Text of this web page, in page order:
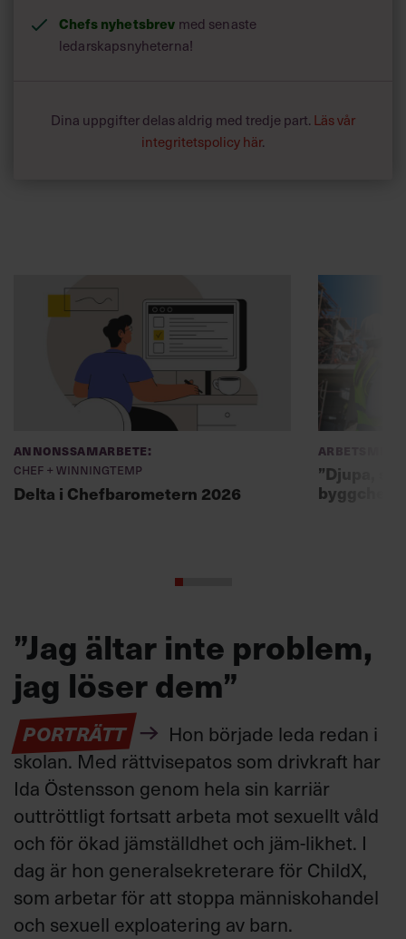
Chefs nyhetsbrev med senaste
ledarskapsnyheterna!
Dina uppgifter delas aldrig med tredje part. Läs vår
integritetspolicy här.
Annonssamarbete:
Chef + Winningtemp
Delta i Chefbarometern 2026
Arbetsmiljö
”Djupa,
”Jag ältar inte problem,
jag löser dem”
PORTRÄTT
Hon började leda redan i
skolan. Med rättvisepatos som drivkraft har
Ida Östensson genom hela sin karriär
outtröttligt fortsatt arbeta mot sexuellt våld
och för ökad jämställdhet och jäm-likhet. I
dag är hon generalsekreterare för ChildX,
som arbetar för att stoppa människohandel
och sexuell exploatering av barn.